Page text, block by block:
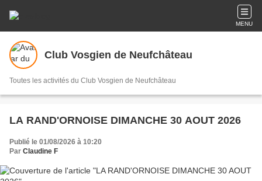
MENU
Club Vosgien de Neufchâteau
Toutes les activités du Club Vosgien de Neufchâteau
LA RAND'ORNOISE DIMANCHE 30 AOUT 2026
Publié le 01/08/2026 à 10:20
Par Claudine F